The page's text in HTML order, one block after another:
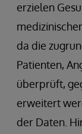
erzielen
da die
Patienten,
überprüft,
erweitert
der Daten.